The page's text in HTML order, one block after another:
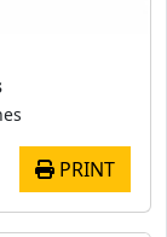
PRINT